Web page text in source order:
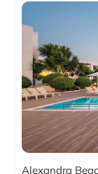
Alexandra